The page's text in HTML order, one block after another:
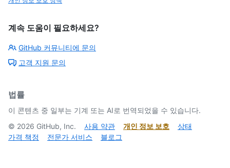
계속 도움이 필요하세요?
GitHub 커뮤니티에 문의
고객 지원 문의
법률
이 콘텐츠 중 일부는 기계 또는 AI로 번역되었을 수 있습니다.
© 2026 GitHub, Inc. 사용 약관 개인 정보 보호
상태
가격 책정
전문가 서비스 블로그